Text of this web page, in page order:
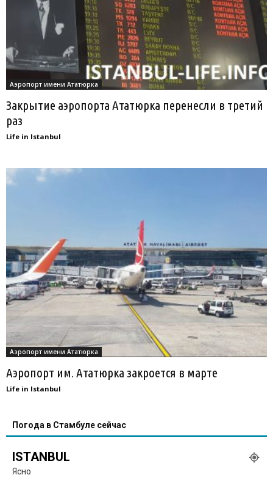
Аэропорт имени Ататюрка
Закрытие аэропорта Ататюрка перенесли в третий
раз
Life in Istanbul
Аэропорт имени Ататюрка
Аэропорт им. Ататюрка закроется в марте
Life in Istanbul
Погода в Стамбуле сейчас
ISTANBUL
Ясно